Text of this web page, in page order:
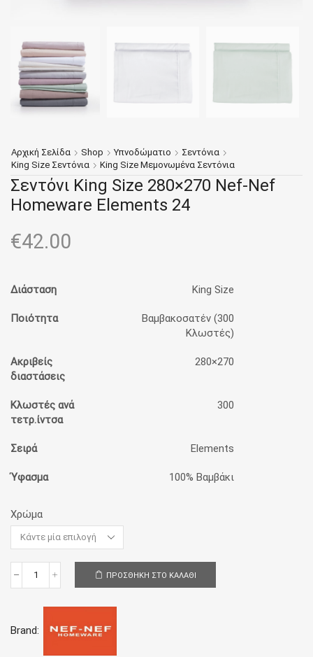
Αρχική Σελίδα Shop Υπνοδώματιο
Σεντόνια
King Size Σεντόνια
King Size Μεμονωμένα Σεντόνια
Σεντόνι King Size 280×270 Nef-Nef
Homeware Elements 24
€42.00
Διάσταση King Size
Ποιότητα
Βαμβακοσατέν (300
Κλωστές)
Ακριβείς
διαστάσεις
280×270
Κλωστές ανά
τετρ.ίντσα
300
Σειρά Elements
Ύφασμα 100% Bαμβάκι
Χρώμα
Σεντόνι
Size
Nef-
ΠΡΟΣΘΉΚΗ ΣΤΟ ΚΑΛΆΘΙ
Brand: